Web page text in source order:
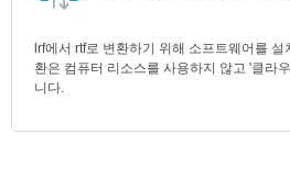
lrf에서 rtf로 변환하기 위해 소프트웨어를
환은 컴퓨터 리소스를 사용하지 않고 '클라
니다.